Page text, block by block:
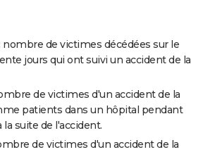
nombre de victimes décédées sur le
jours qui ont suivi un accident de la
de victimes d'un accident de la
patients dans un hôpital pendant
la suite de l'accident.
de victimes d'un accident de la